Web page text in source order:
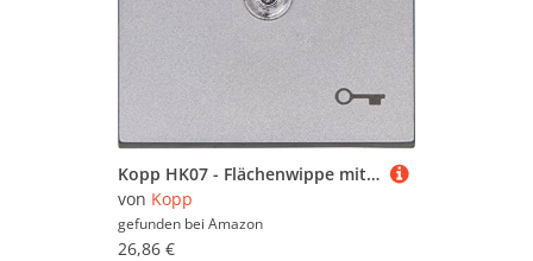
Kopp HK07 - Flächenwippe mit Linse und Symbol Schlüssel, Farbe: Stahl, 5er Pack, 490463002
von Kopp
gefunden bei Amazon
26,86 €